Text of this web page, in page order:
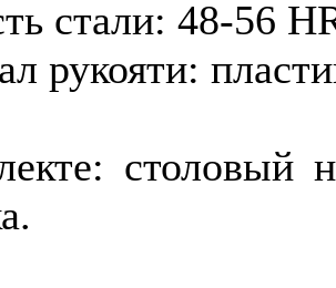
стали: 48-56
рукояти:
столовый